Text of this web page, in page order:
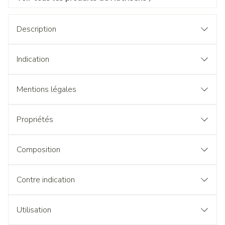
Description
Indication
Mentions légales
Propriétés
Composition
Contre indication
Utilisation